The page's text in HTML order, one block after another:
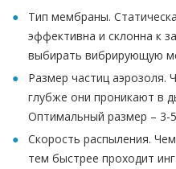
Тип мембраны.
эффективна и склонна к
выбирать вибрирующую
Размер частиц аэрозоля.
глубже они проникают в
Оптимальный размер – 3-
Скорость распыления.
тем быстрее проходит